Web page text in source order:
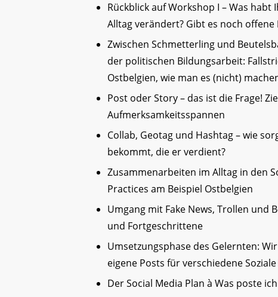
Rückblick auf Workshop I – Was
Alltag verändert? Gibt es noch
Zwischen Schmetterling und
der politischen Bildungsarbeit:
Ostbelgien, wie man es (nicht)
Post oder Story – das ist die Frage!
Aufmerksamkeitsspannen
Collab, Geotag und Hashtag – wie
bekommt, die er verdient?
Zusammenarbeiten im Alltag in den
Practices am Beispiel Ostbelgien
Umgang mit Fake News, Trollen und
und Fortgeschrittene
Umsetzungsphase des Gelernten:
eigene Posts für verschiedene
Der Social Media Plan à Was poste